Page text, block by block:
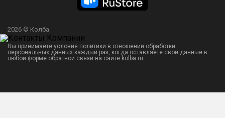
2026 © Колба
Вы принимаете условия политики в отношении обработки
персональных данных каждый раз, когда оставляете свои данные в
любой форме обратной связи на сайте kolba.ru.